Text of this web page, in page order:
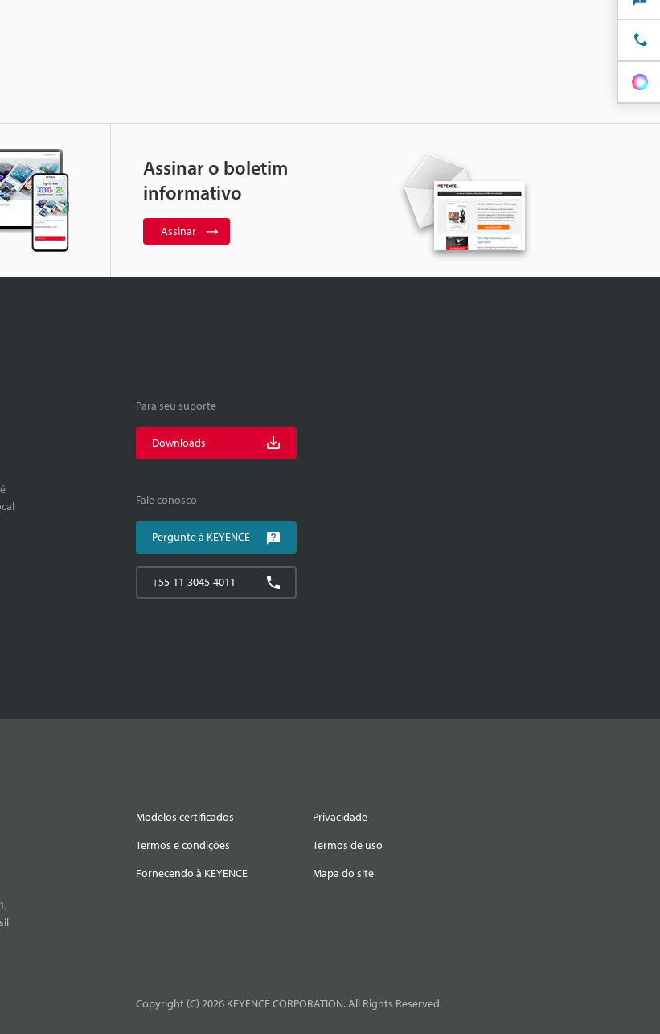
Assinar o boletim
informativo
Assinar
Para seu suporte
Downloads
Fale conosco
Pergunte à KEYENCE
+55-11-3045-4011
Modelos certificados
Privacidade
Termos e condições
Termos de uso
Fornecendo à KEYENCE
Mapa do site
Copyright (C) 2026 KEYENCE CORPORATION. All Rights Reserved.